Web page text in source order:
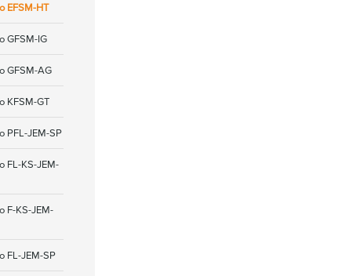
EFSM-HT
GFSM-IG
GFSM-AG
KFSM-GT
PFL-JEM-SP
FL-KS-JEM-
F-KS-JEM-
FL-JEM-SP